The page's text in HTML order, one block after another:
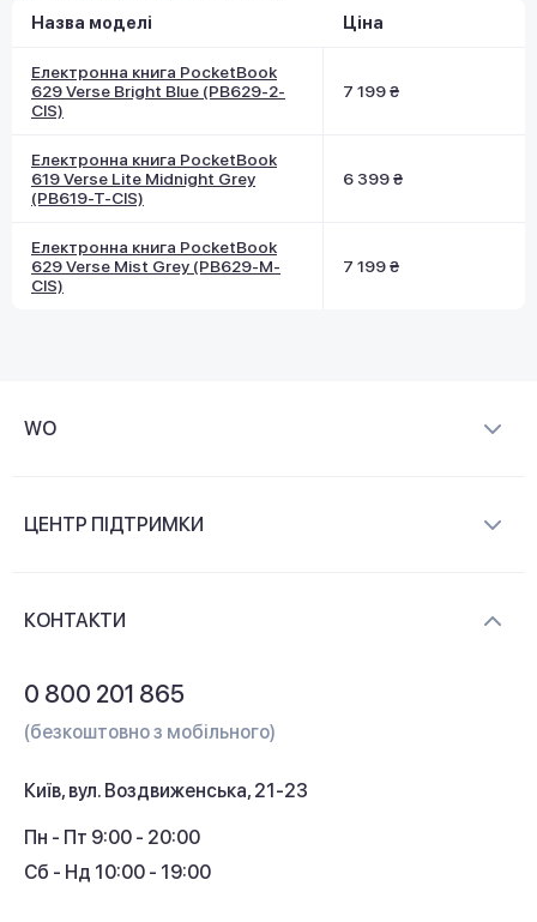
Назва моделі Ціна
Електронна книга PocketBook
629 Verse Bright Blue (PB629-2-
CIS)
7 199 ₴
Електронна книга PocketBook
619 Verse Lite Midnight Grey
(PB619-T-CIS)
6 399 ₴
Електронна книга PocketBook
629 Verse Mist Grey (PB629-M-
CIS)
7 199 ₴
WO
Контакти
ЦЕНТР ПІДТРИМКИ
Кешбек
КОНТАКТИ
0 800 201 865
(безкоштовно з мобільного)
Київ, вул. Воздвиженська, 21-23
Пн - Пт 9:00 - 20:00
Сб - Нд 10:00 - 19:00